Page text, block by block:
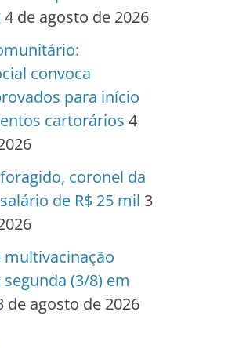
4 de agosto de 2026
convoca
para início
cartorários 4
coronel da
de R$ 25 mil 3
multivacinação
(3/8) em
de agosto de 2026